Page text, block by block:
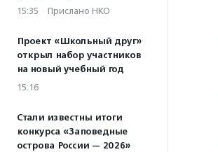
15:35 · Прислано НКО
Проект «Школьный друг»
открыл набор участников
на новый учебный год
15:16
Стали известны итоги
конкурса «Заповедные
острова России — 2026»